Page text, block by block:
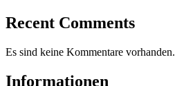
Recent Comments
Es sind keine Kommentare vorhanden.
Informationen